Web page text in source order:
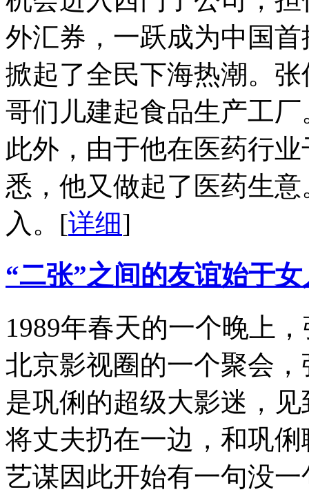
外汇券，一跃成为中国
掀起了全民下海热潮。
哥们儿建起食品生产工
此外，由于他在医药行
悉，他又做起了医药生
入。 [详细]
“二张”之间的友谊始于女
1989年春天的一个晚上
北京影视圈的一个聚会
是巩俐的超级大影迷，
将丈夫扔在一边，和巩
艺谋因此开始有一句没